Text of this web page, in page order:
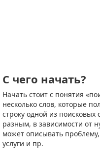
С чего начать?
Начать стоит с понятия
несколько слов, которые
строку одной из
разным, в зависимости от
может описывать
услуги и пр.